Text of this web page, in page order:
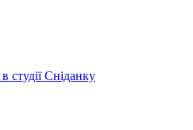
Сніданку